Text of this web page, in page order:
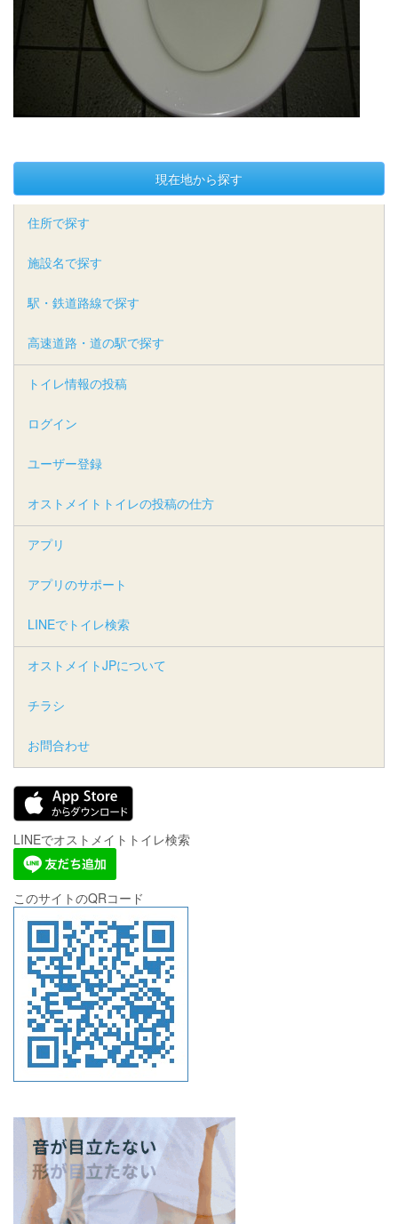
現在地から探す
住所で探す
施設名で探す
駅・鉄道路線で探す
高速道路・道の駅で探す
トイレ情報の投稿
ログイン
ユーザー登録
オストメイトトイレの投稿の仕方
アプリ
アプリのサポート
LINEでトイレ検索
オストメイトJPについて
チラシ
お問合わせ
LINEでオストメイトトイレ検索
このサイトのQRコード